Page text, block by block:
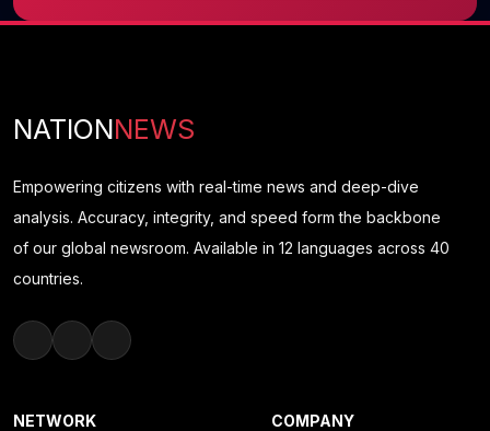
NATIONNEWS
Empowering citizens with real-time news and deep-dive
analysis. Accuracy, integrity, and speed form the backbone
of our global newsroom. Available in 12 languages across 40
countries.
NETWORK COMPANY